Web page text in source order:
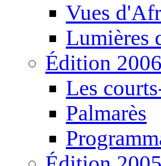
Vues
Lumières
Édition 2006
Les
Palmarès